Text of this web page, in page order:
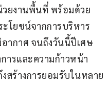
วยงานพื้นที่ พร้อมด้วย
โยชน์จากการบริหาร
ากาศ จนถึงวันนี้ปีเศษ
ารและความก้าวหน้า
สร้างการยอมรับในหลาย